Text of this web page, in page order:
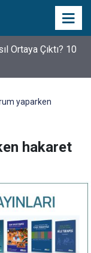
Ortaya Çıktı? 10
yaparken
hakaret